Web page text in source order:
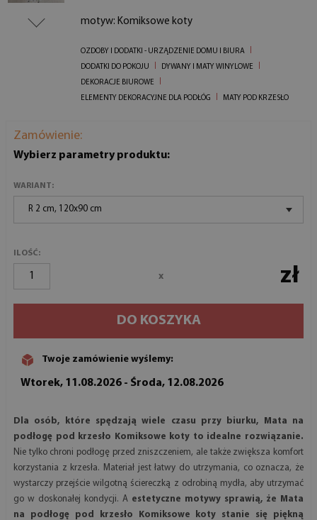
motyw: Komiksowe koty
OZDOBY I DODATKI - URZĄDZENIE DOMU I BIURA
DODATKI DO POKOJU
DYWANY I MATY WINYLOWE
DEKORACJE BIUROWE
ELEMENTY DEKORACYJNE DLA PODŁÓG
MATY POD KRZESŁO
Zamówienie:
Wybierz parametry produktu:
WARIANT:
R 2 cm, 120x90 cm
ILOŚĆ:
x zł
DO KOSZYKA
Twoje zamówienie wyślemy:
Wtorek, 11.08.2026 - Środa, 12.08.2026
Dla osób, które spędzają wiele czasu przy biurku, Mata na
podłogę pod krzesło Komiksowe koty to idealne rozwiązanie.
Nie tylko chroni podłogę przed zniszczeniem, ale także zwiększa komfort
korzystania z krzesła. Materiał jest łatwy do utrzymania, co oznacza, że
wystarczy przejście wilgotną ściereczką z odrobiną mydła, aby utrzymać
go w doskonałej kondycji. A estetyczne motywy sprawią, że Mata
na podłogę pod krzesło Komiksowe koty stanie się piękną